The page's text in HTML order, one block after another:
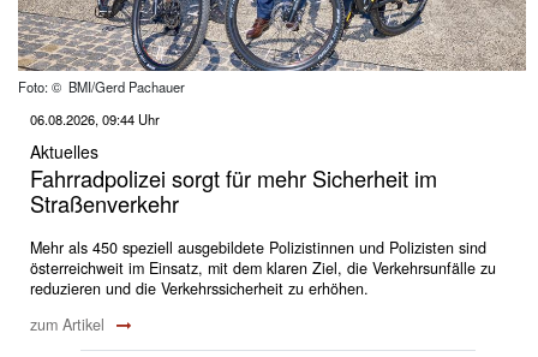
Foto: © BMI/Gerd Pachauer
06.08.2026, 09:44 Uhr
Aktuelles
Fahrradpolizei sorgt für mehr Sicherheit im
Straßenverkehr
Mehr als 450 speziell ausgebildete Polizistinnen und Polizisten sind
österreichweit im Einsatz, mit dem klaren Ziel, die Verkehrsunfälle zu
reduzieren und die Verkehrssicherheit zu erhöhen.
zum Artikel